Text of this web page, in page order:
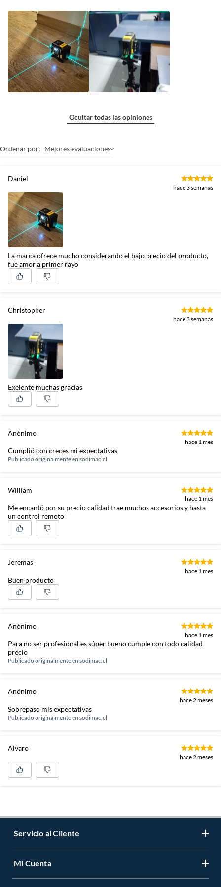
Ocultar todas las opiniones
Ordenar por: Mejores evaluaciones
Daniel
hace 3 semanas
La marca ofrece mucho considerando el bajo precio del producto,
fue amor a primer rayo
Christopher
hace 3 semanas
Exelente muchas gracias
Anónimo
hace 1 mes
Cumplió con creces mi expectativas
Publicado originalmente en sodimac.cl
William
hace 1 mes
Me encantó por su precio calidad trae muchos accesorios y hasta
un control remoto
Jeremas
hace 1 mes
Buen producto
Anónimo
hace 1 mes
Para no ser profesional es súper bueno cumple con todo calidad
precio
Publicado originalmente en sodimac.cl
Anónimo
hace 2 meses
Sobrepaso mis expectativas
Publicado originalmente en sodimac.cl
Alvaro
hace 2 meses
Servicio al Cliente
Contáctanos
Mi Cuenta